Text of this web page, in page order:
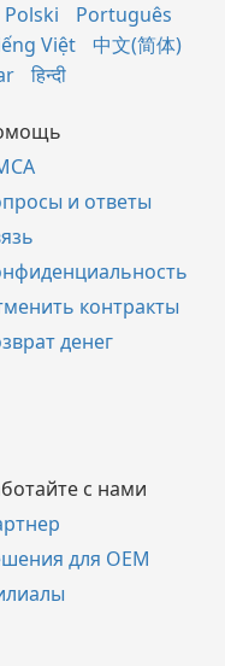
Polski
Português
Việt
中文(简体)
हिन्दी
и ответы
контракты
денег
с нами
для OEM